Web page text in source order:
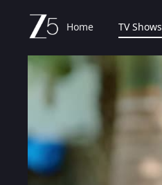
Home TV Shows